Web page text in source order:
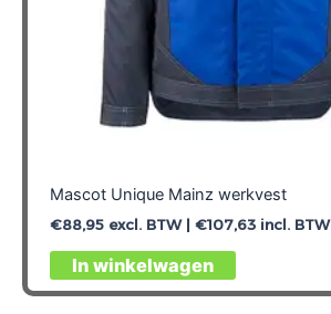
Mascot Unique Mainz werkvest
€88,95excl. BTW | €107,63incl. BTW
In winkelwagen
Dit
product